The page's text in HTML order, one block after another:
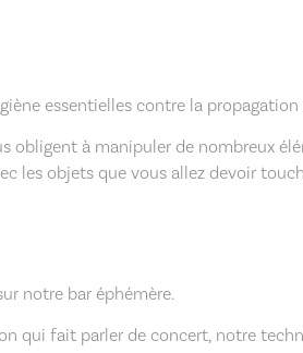
essentielles contre la propagation
à manipuler de nombreux
les objets que vous allez devoir
notre bar éphémère.
qui fait parler de concert, notre